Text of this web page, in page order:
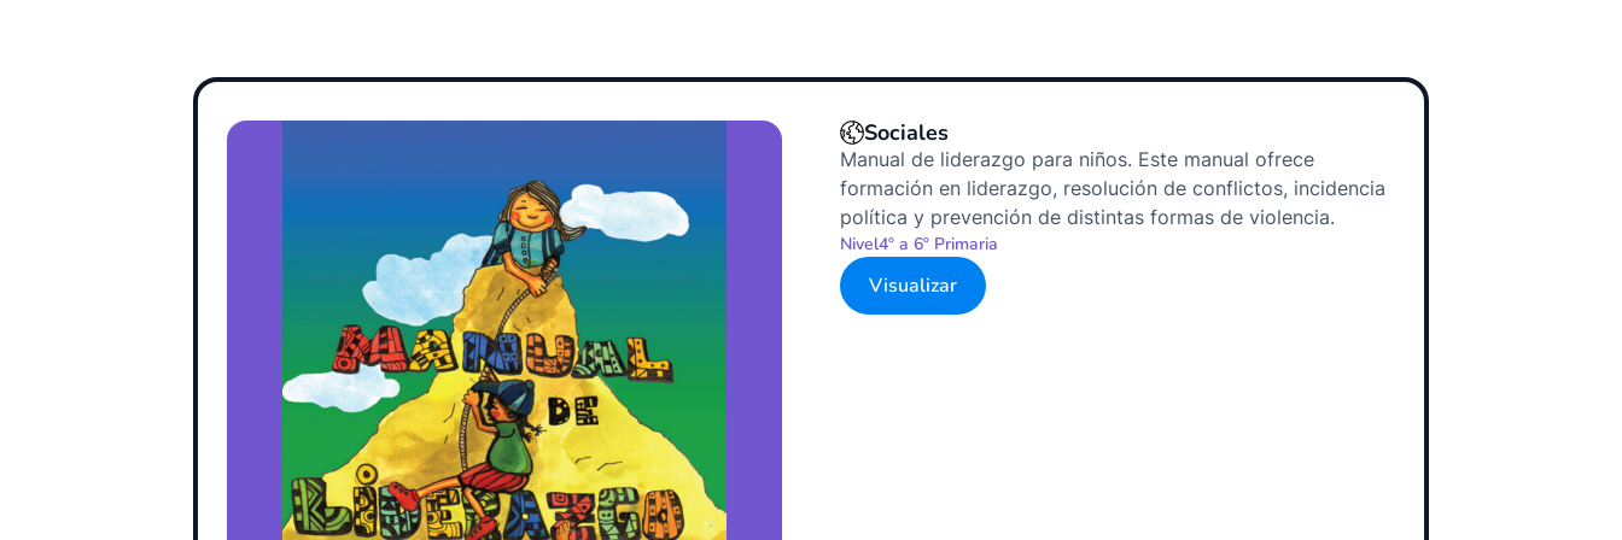
Sociales
Manual de liderazgo para niños. Este manual ofrece
formación en liderazgo, resolución de conflictos, incidencia
política y prevención de distintas formas de violencia.
Nivel4º a 6º Primaria
Visualizar